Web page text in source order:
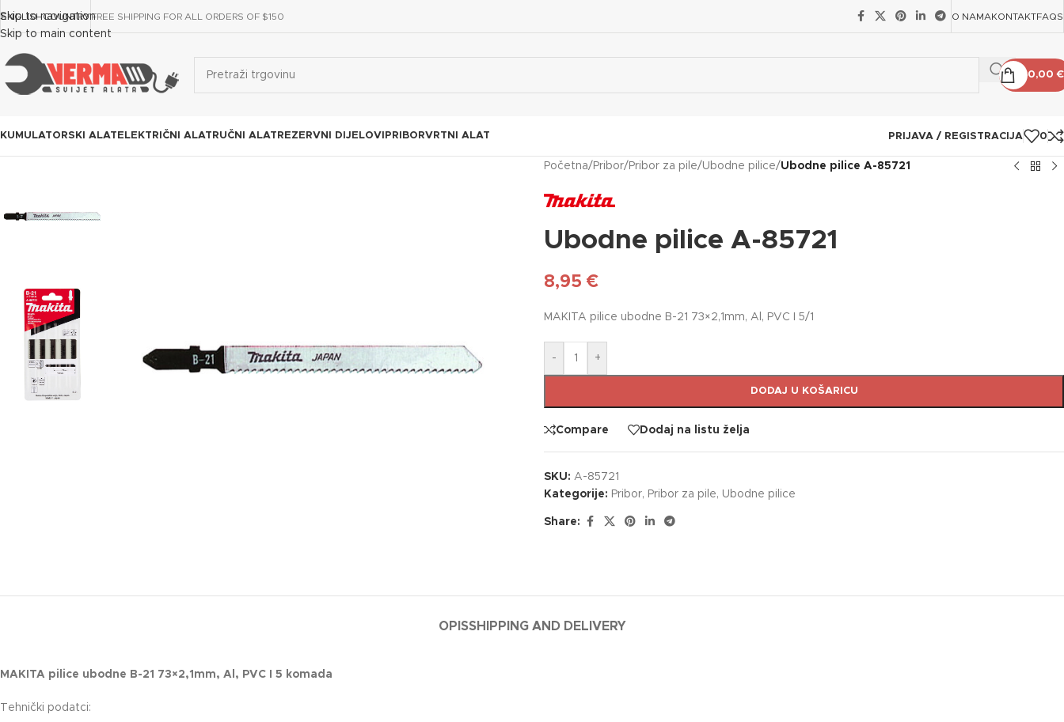
Skip to navigation
Skip to main content
ENGLISHCOUNTRYFREE SHIPPING FOR ALL ORDERS OF $150 O NAMAKONTAKTFAQS
0,00€
ALAT ELEKTRIČNI ALAT RUČNI ALAT REZERVNI DIJELOVI PRIBORVRTNI ALAT PRIJAVA / REGISTRACIJA 0
Početna/ Pribor/ Pribor za pile/Ubodne pilice/Ubodne pilice A-85721
Ubodne pilice A-85721
8,95 €
MAKITA pilice ubodne B-21 73×2,1mm, Al, PVC I 5/1
- +
DODAJ U KOŠARICU
Compare Dodaj na listu želja
SKU: A-85721
Kategorije: Pribor, Pribor za pile, Ubodne pilice
Share:
OPISSHIPPING AND DELIVERY
MAKITA pilice ubodne B-21 73×2,1mm, Al, PVC I 5 komada
Tehnički podatci: